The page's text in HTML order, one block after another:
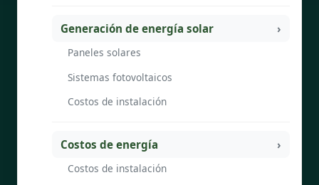
Generación de energía solar
Paneles solares
Sistemas fotovoltaicos
Costos de instalación
Costos de energía
Costos de instalación